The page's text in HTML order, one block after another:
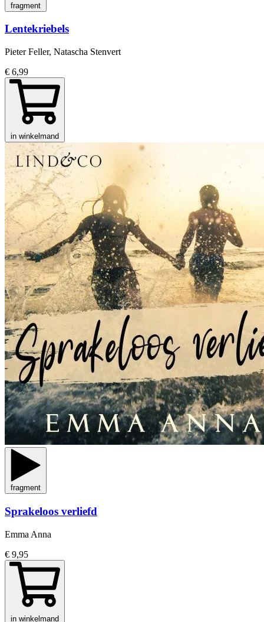
fragment
Lentekriebels
Pieter Feller, Natascha Stenvert
€ 6,99
in winkelmand
fragment
Sprakeloos verliefd
Emma Anna
€ 9,95
in winkelmand